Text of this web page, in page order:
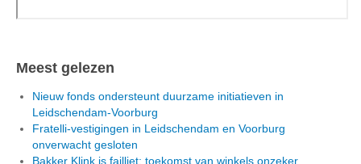
Meest gelezen
Nieuw fonds ondersteunt duurzame initiatieven in
Leidschendam-Voorburg
Fratelli-vestigingen in Leidschendam en Voorburg
onverwacht gesloten
Bakker Klink is failliet: toekomst van winkels onzeker